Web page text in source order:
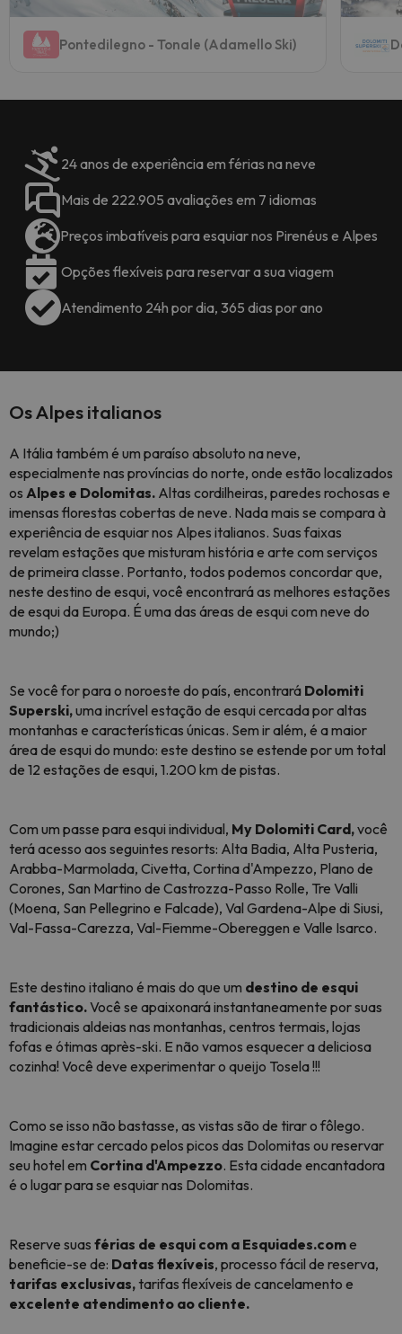
Pontedilegno - Tonale (Adamello Ski)
24 anos de experiência em férias na neve
Mais de 222.905 avaliações em 7 idiomas
Preços imbatíveis para esquiar nos Pirenéus e Alpes
Opções flexíveis para reservar a sua viagem
Atendimento 24h por dia, 365 dias por ano
Os Alpes italianos
A Itália também é um paraíso absoluto na neve,
especialmente nas províncias do norte, onde estão localizados
os Alpes e Dolomitas. Altas cordilheiras, paredes rochosas e
imensas florestas cobertas de neve. Nada mais se compara à
experiência de esquiar nos Alpes italianos. Suas faixas
revelam estações que misturam história e arte com serviços
de primeira classe. Portanto, todos podemos concordar que,
neste destino de esqui, você encontrará as melhores estações
de esqui da Europa. É uma das áreas de esqui com neve do
mundo;)
Se você for para o noroeste do país, encontrará Dolomiti
Superski,uma incrível estação de esqui cercada por altas
montanhas e características únicas. Sem ir além, é a maior
área de esqui do mundo: este destino se estende por um total
de 12 estações de esqui, 1.200 km de pistas.
Com um passe para esqui individual, My Dolomiti Card,você
terá acesso aos seguintes resorts: Alta Badia, Alta Pusteria,
Arabba-Marmolada, Civetta, Cortina d'Ampezzo, Plano de
Corones, San Martino de Castrozza-Passo Rolle, Tre Valli
(Moena, San Pellegrino e Falcade), Val Gardena-Alpe di Siusi,
Val-Fassa-Carezza, Val-Fiemme-Obereggen e Valle Isarco.
Este destino italiano é mais do que um destino de esqui
fantástico.Você se apaixonará instantaneamente por suas
tradicionais aldeias nas montanhas, centros termais, lojas
fofas e ótimas après-ski. E não vamos esquecer a deliciosa
cozinha! Você deve experimentar o queijo Tosela !!!
Como se isso não bastasse, as vistas são de tirar o fôlego.
Imagine estar cercado pelos picos das Dolomitas ou reservar
seu hotel em Cortina d'Ampezzo. Esta cidade encantadora
é o lugar para se esquiar nas Dolomitas.
Reserve suas férias de esqui com a Esquiades.come
beneficie-se de: Datas flexíveis, processo fácil de reserva,
tarifas exclusivas, tarifas flexíveis de cancelamento e
excelente atendimento ao cliente.